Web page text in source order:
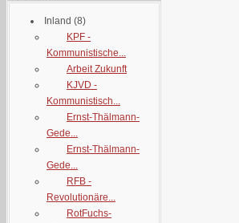
Inland (8)
KPF -
Kommunistische...
Arbeit Zukunft
KJVD -
Kommunistisch...
Ernst-Thälmann-
Gede...
Ernst-Thälmann-
Gede...
RFB -
Revolutionäre...
RotFuchs-